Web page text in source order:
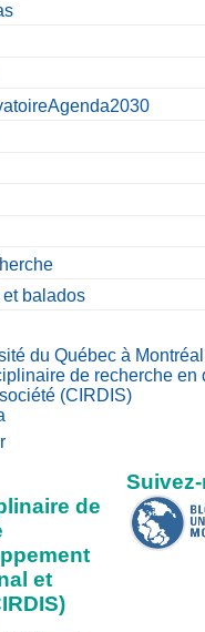
balados
du Québec à Montréal
de recherche en
(CIRDIS)
de
et